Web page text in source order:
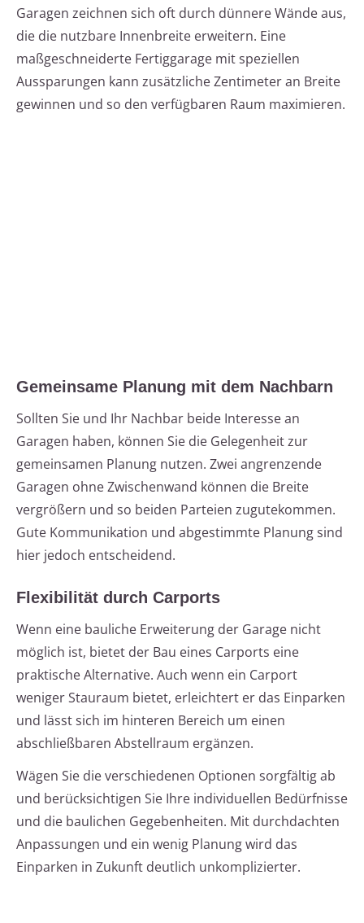
Garagen zeichnen sich oft durch dünnere Wände aus,
die die nutzbare Innenbreite erweitern. Eine
maßgeschneiderte Fertiggarage mit speziellen
Aussparungen kann zusätzliche Zentimeter an Breite
gewinnen und so den verfügbaren Raum maximieren.
Gemeinsame Planung mit dem Nachbarn
Sollten Sie und Ihr Nachbar beide Interesse an
Garagen haben, können Sie die Gelegenheit zur
gemeinsamen Planung nutzen. Zwei angrenzende
Garagen ohne Zwischenwand können die Breite
vergrößern und so beiden Parteien zugutekommen.
Gute Kommunikation und abgestimmte Planung sind
hier jedoch entscheidend.
Flexibilität durch Carports
Wenn eine bauliche Erweiterung der Garage nicht
möglich ist, bietet der Bau eines Carports eine
praktische Alternative. Auch wenn ein Carport
weniger Stauraum bietet, erleichtert er das Einparken
und lässt sich im hinteren Bereich um einen
abschließbaren Abstellraum ergänzen.
Wägen Sie die verschiedenen Optionen sorgfältig ab
und berücksichtigen Sie Ihre individuellen Bedürfnisse
und die baulichen Gegebenheiten. Mit durchdachten
Anpassungen und ein wenig Planung wird das
Einparken in Zukunft deutlich unkomplizierter.